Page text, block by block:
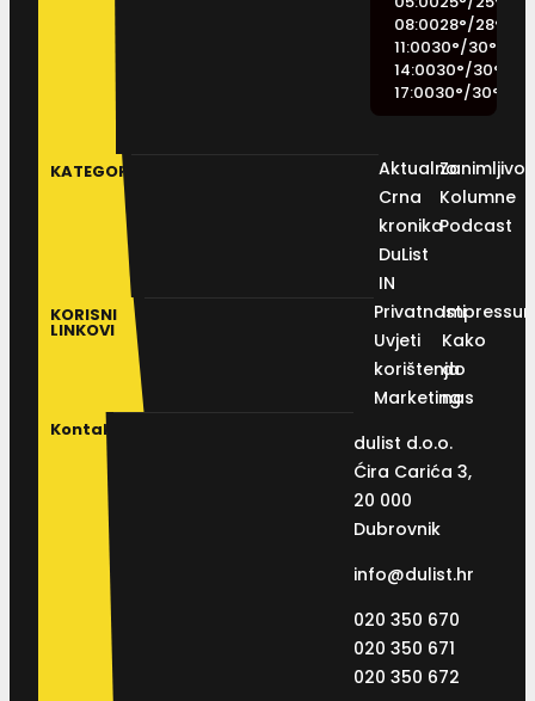
08:0028°/28°
11:0030°/30°
14:0030°/30°
17:0030°/30°
KATEGORIJE
Aktualno
Crna
kronika
DuList
IN
Kolumne
Podcast
KORISNI
LINKOVI
Privatnosti
Uvjeti
korištenja
Marketing
Kako
do
nas
Kontakt
dulist d.o.o.
Ćira Carića 3,
20 000
Dubrovnik
info@dulist.hr
020 350 670
020 350 671
020 350 672